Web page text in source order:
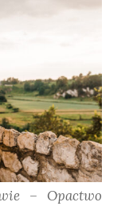
– Opactwo